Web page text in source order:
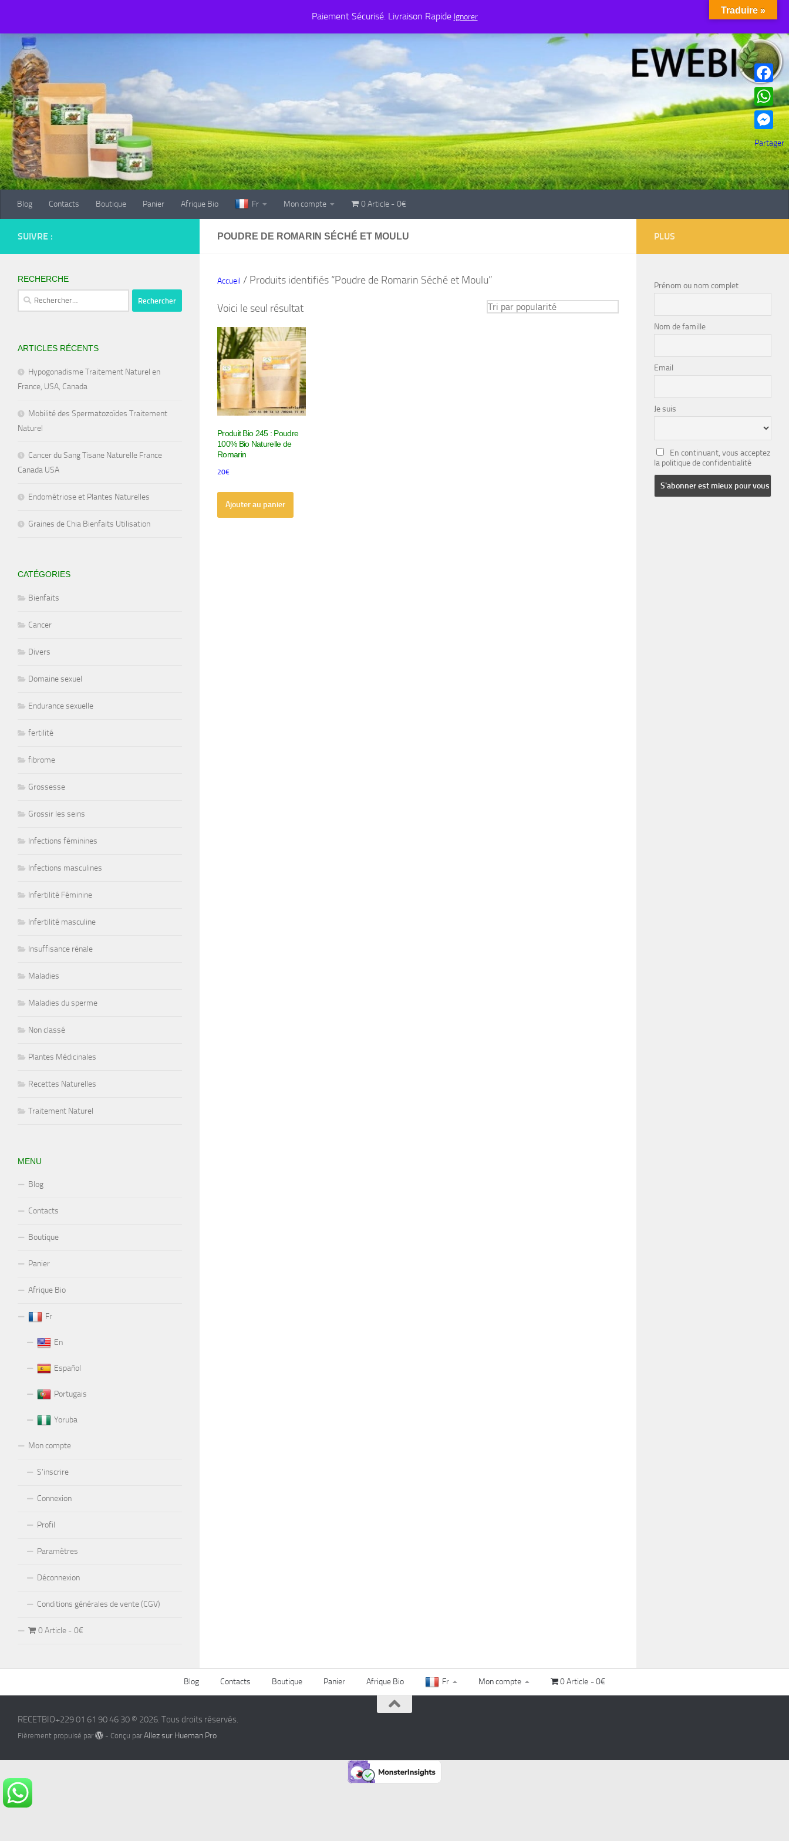
Paiement Sécurisé. Livraison Rapide Ignorer
Mon compte 0 Article 0€
Blog Contacts Boutique Panier Afrique Bio Fr Mon compte 0 Article 0€
POUDRE DE ROMARIN SÉCHÉ ET MOULU
Accueil / Produits identifiés “Poudre de Romarin Séché et Moulu”
Voici le seul résultat
Produit Bio 245 : Poudre
100% Bio Naturelle de
Romarin
20€
Ajouter au panier
SUIVRE :
RECHERCHE
Rechercher :
ARTICLES RÉCENTS
Hypogonadisme Traitement Naturel en
France, USA, Canada
Mobilité des Spermatozoïdes Traitement
Naturel
Cancer du Sang Tisane Naturelle France
Canada USA
Endométriose et Plantes Naturelles
Graines de Chia Bienfaits Utilisation
CATÉGORIES
Bienfaits
Cancer
Divers
Domaine sexuel
Endurance sexuelle
fertilité
fibrome
Grossesse
Grossir les seins
Infections féminines
Infections masculines
Infertilité Féminine
Infertilité masculine
Insuffisance rénale
Maladies
Maladies du sperme
Non classé
Plantes Médicinales
Recettes Naturelles
Traitement Naturel
MENU
Blog
Contacts
Boutique
Panier
Afrique Bio
Fr
En
Español
Portugais
Yoruba
Mon compte
S’inscrire
Connexion
Profil
Paramètres
Déconnexion
Conditions générales de vente (CGV)
0 Article 0€
PLUS
Prénom ou nom complet
Nom de famille
Email
Je suis
En continuant, vous acceptez
la politique de confidentialité
Blog Contacts Boutique Panier Afrique Bio Fr Mon compte 0 Article 0€
RECETBIO+229 01 61 90 46 30 © 2026. Tous droits réservés.
Fièrement propulsé par - Conçu par Allez sur Hueman Pro
Facebook
WhatsApp
Partager
Traduire »